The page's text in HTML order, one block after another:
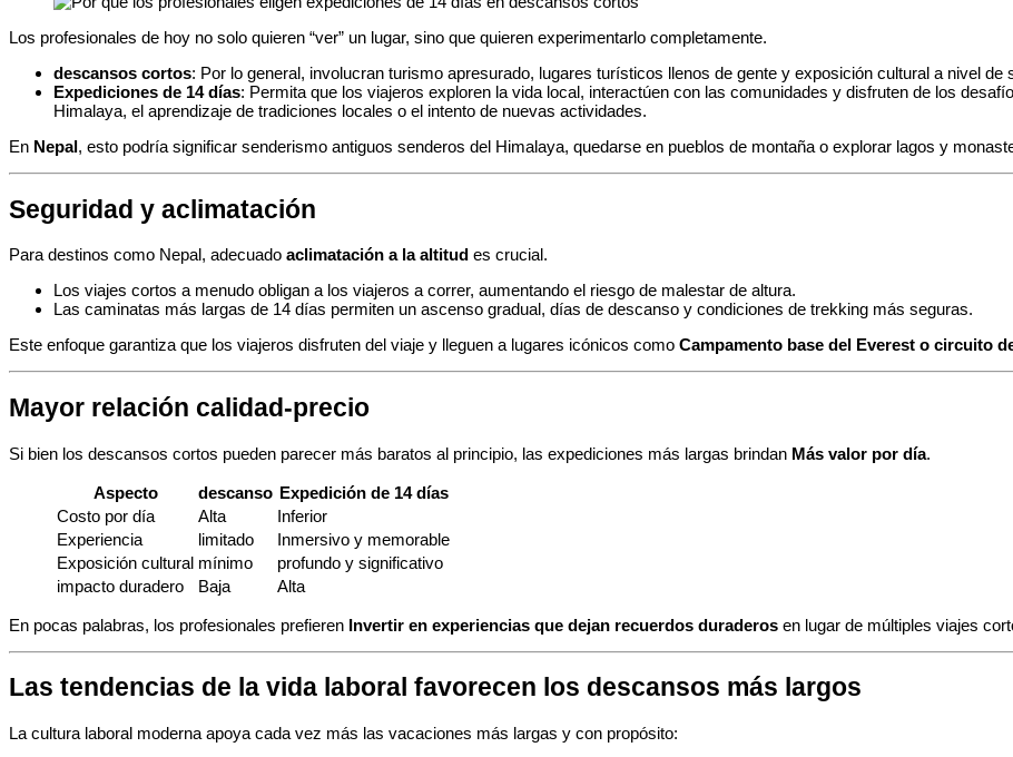
Los profesionales de hoy no solo quieren “ver” un lugar, sino que quieren experimentarlo completamente.
descansos cortos: Por lo general, involucran turismo apresurado, lugares turísticos llenos de gente y exposición cultural a nivel de
Expediciones de 14 días: Permita que los viajeros exploren la vida local, interactúen con las comunidades y disfruten de los
Himalaya, el aprendizaje de tradiciones locales o el intento de nuevas actividades.
En Nepal, esto podría significar senderismo antiguos senderos del Himalaya, quedarse en pueblos de montaña o explorar lagos y
Seguridad y aclimatación
Para destinos como Nepal, adecuado aclimatación a la altitud es crucial.
Los viajes cortos a menudo obligan a los viajeros a correr, aumentando el riesgo de malestar de altura.
Las caminatas más largas de 14 días permiten un ascenso gradual, días de descanso y condiciones de trekking más seguras.
Este enfoque garantiza que los viajeros disfruten del viaje y lleguen a lugares icónicos como Campamento base del Everest o circuito
Mayor relación calidad-precio
Si bien los descansos cortos pueden parecer más baratos al principio, las expediciones más largas brindan Más valor por día.
Aspecto descanso Expedición de 14 días
Costo por día
Alta
Inferior
Experiencia
limitado
Inmersivo y memorable
Exposición cultural mínimo
profundo y significativo
impacto duradero
Baja Alta
En pocas palabras, los profesionales prefieren Invertir en experiencias que dejan recuerdos duraderos en lugar de múltiples viajes
Las tendencias de la vida laboral favorecen los descansos más largos
La cultura laboral moderna apoya cada vez más las vacaciones más largas y con propósito: